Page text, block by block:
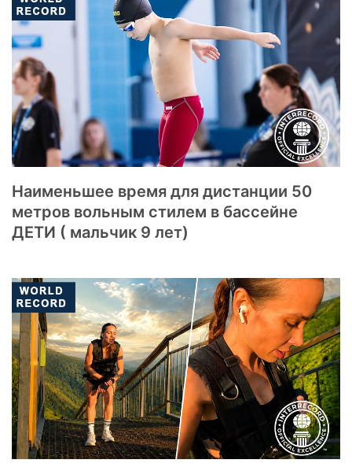
Наименьшее время для дистанции 50
метров вольным стилем в бассейне
ДЕТИ ( мальчик 9 лет)